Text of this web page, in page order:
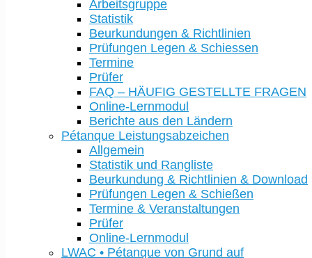
Arbeitsgruppe
Statistik
Beurkundungen & Richtlinien
Prüfungen Legen & Schiessen
Termine
Prüfer
FAQ – HÄUFIG GESTELLTE FRAGEN
Online-Lernmodul
Berichte aus den Ländern
Pétanque Leistungsabzeichen
Allgemein
Statistik und Rangliste
Beurkundung & Richtlinien & Download
Prüfungen Legen & Schießen
Termine & Veranstaltungen
Prüfer
Online-Lernmodul
LWAC • Pétanque von Grund auf